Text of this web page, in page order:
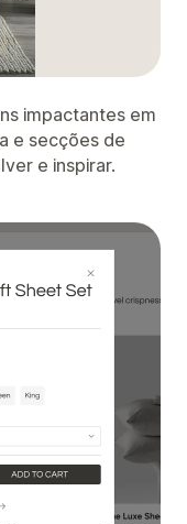
impactantes em
e secções de
e inspirar.